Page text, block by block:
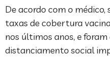
De acordo com o médico,
taxas de cobertura
nos últimos anos, e
distanciamento social